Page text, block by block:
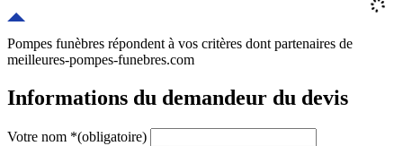
Pompes funèbres répondent à vos critères dont partenaires de
meilleures-pompes-funebres.com
Informations du demandeur du devis
Votre nom *(obligatoire)